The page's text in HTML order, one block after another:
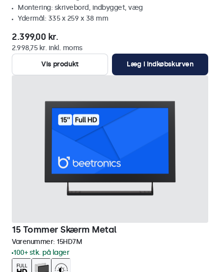
Montering: skrivebord, indbygget, væg
Ydermål: 335 x 259 x 38 mm
2.399,00 kr.
2.998,75 kr. inkl. moms
Vis produkt
Læg i indkøbskurven
15 Tommer Skærm Metal
Varenummer: 15HD7M
100+ stk. på lager